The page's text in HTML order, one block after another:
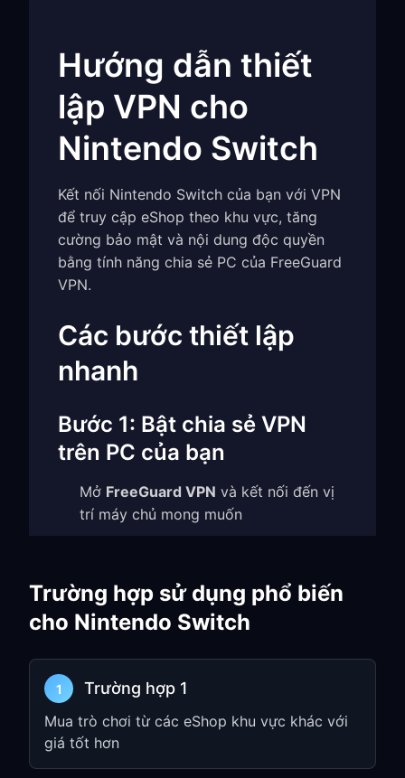
Hướng dẫn thiết
lập VPN cho
Nintendo Switch
Kết nối Nintendo Switch của bạn với VPN
để truy cập eShop theo khu vực, tăng
cường bảo mật và nội dung độc quyền
bằng tính năng chia sẻ PC của FreeGuard
VPN.
Các bước thiết lập
nhanh
Bước 1: Bật chia sẻ VPN
trên PC của bạn
Mở FreeGuard VPN và kết nối đến vị
trí máy chủ mong muốn
Ghi lạiIP addressvàport number(ví
dụ: 192.168.1.5:7890 )
Bước 2: Cấu hình cài đặt
mạng của Nintendo Switch
Trường hợp sử dụng phổ biến
cho Nintendo Switch
1 Trường hợp 1
Mua trò chơi từ các eShop khu vực khác với
giá tốt hơn